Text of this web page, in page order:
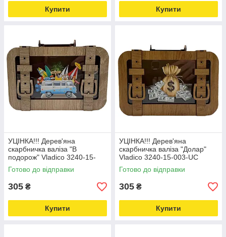
Купити Купити
УЦІНКА!!! Дерев'яна
скарбничка валіза "В
подорож" Vladico 3240-15-
005-UC розмір 24х17 см
Love&Life -online-multimarket-
Готово до відправки
305 ₴
Купити
УЦІНКА!!! Дерев'яна
скарбничка валіза "Долар"
Vladico 3240-15-003-UC
розмір 24х17 см Love&Life -
online-multimarket-
Готово до відправки
305 ₴
Купити